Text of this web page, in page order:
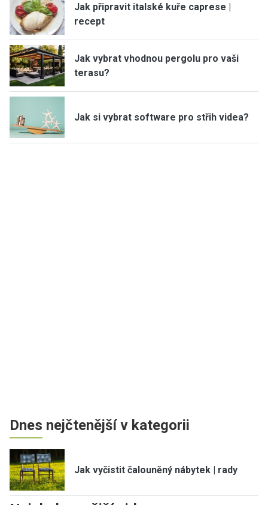
Jak připravit italské kuře caprese |
recept
Jak vybrat vhodnou pergolu pro vaši
terasu?
Jak si vybrat software pro střih videa?
Dnes nejčtenější v kategorii
Jak vyčistit čalouněný nábytek | rady